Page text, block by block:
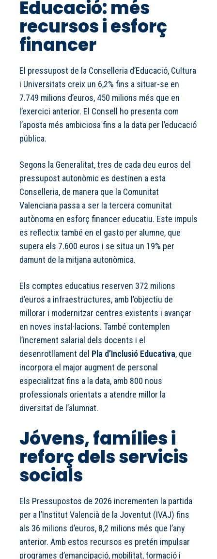
Educació: més
recursos i esforç
financer
El pressupost de la Conselleria d’Educació, Cultura
i Universitats creix un 6,2% fins a situar-se en
7.749 milions d’euros, 450 milions més que en
l’exercici anterior. El Consell ho presenta com
l’aposta més ambiciosa fins a la data per l’educació
pública.
Segons la Generalitat, tres de cada deu euros del
pressupost autonòmic es destinen a esta
Conselleria, de manera que la Comunitat
Valenciana passa a ser la tercera comunitat
autònoma en esforç financer educatiu. Este impuls
es reflectix també en el gasto per alumne, que
supera els 7.600 euros i se situa un 19% per
damunt de la mitjana autonòmica.
Els comptes educatius reserven 372 milions
d’euros a infraestructures, amb l’objectiu de
millorar i modernitzar centres existents i avançar
en noves instal·lacions. També contemplen
l’increment salarial dels docents i el
desenrotllament del Pla d’Inclusió Educativa, que
incorpora el major augment de personal
especialitzat fins a la data, amb 800 nous
professionals orientats a atendre millor la
diversitat de l’alumnat.
Jóvens, famílies i
reforç dels servicis
socials
Els Pressupostos de 2026 incrementen la partida
per a l’Institut Valencià de la Joventut (IVAJ) fins
als 36 milions d’euros, 8,2 milions més que l’any
anterior. Amb estos recursos es pretén impulsar
programes d’emancipació, mobilitat, formació i